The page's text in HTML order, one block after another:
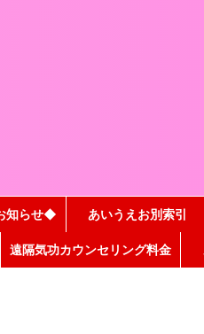
知らせ◆ あいうえお別索引
遠隔気功カウンセリング料金